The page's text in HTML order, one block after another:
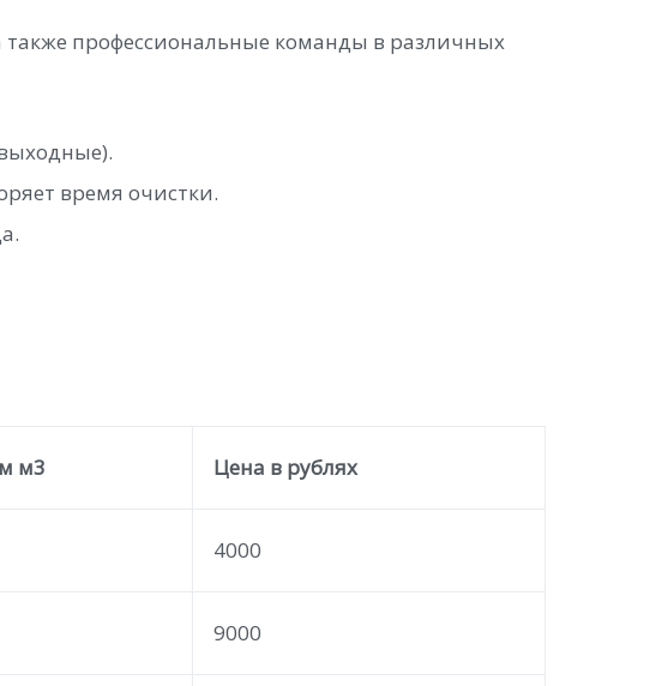
профессиональные команды в различных
время очистки.
м3 Цена в рублях
4000
9000